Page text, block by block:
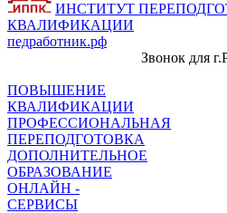
ИНСТИТУТ
КВАЛИФИКАЦИИ
педработник.рф
Звонок для
ПОВЫШЕНИЕ
КВАЛИФИКАЦИИ
ПРОФЕССИОНАЛЬНАЯ
ПЕРЕПОДГОТОВКА
ДОПОЛНИТЕЛЬНОЕ
ОБРАЗОВАНИЕ
ОНЛАЙН -
СЕРВИСЫ